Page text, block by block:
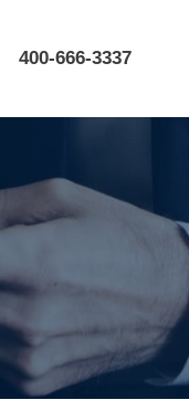
400-666-3337